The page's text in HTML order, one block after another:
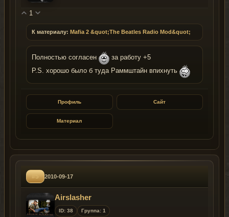
1
К материалу: Mafia 2 &quot;The Beatles Radio Mod&quot;
Полностью согласен
за работу +5
P.S. хорошо было б туда Раммштайн впихнуть
Профиль Сайт
Материал
#5 2010-09-17
Airslasher
ID: 38 Группа: 1